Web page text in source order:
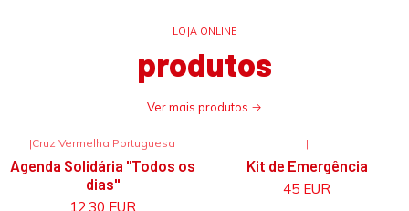
LOJA ONLINE
produtos
Ver mais produtos
|Cruz Vermelha Portuguesa
Agenda Solidária "Todos os
dias"
12,30 EUR
|
Kit de Emergência
45 EUR